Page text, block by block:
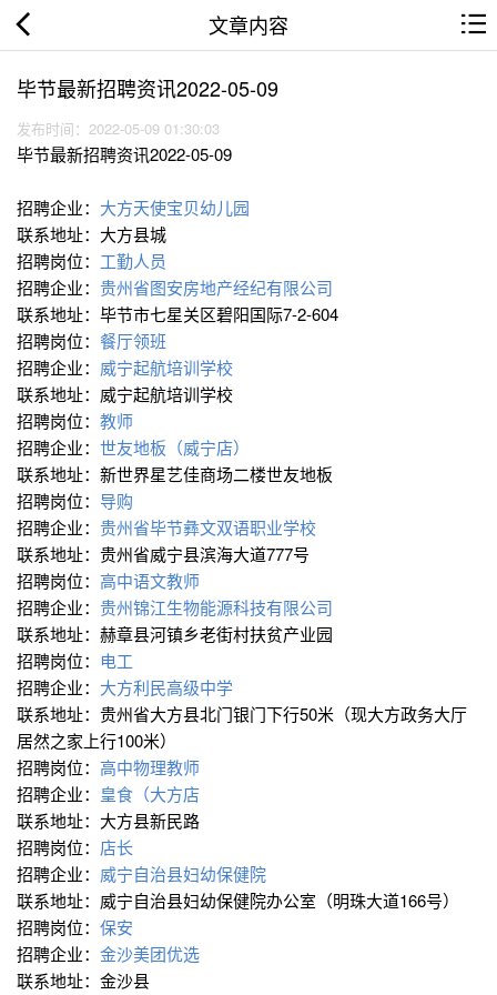
文章内容
毕节最新招聘资讯2022-05-09
发布时间：2022-05-09 01:30:03
毕节最新招聘资讯2022-05-09
招聘企业： 大方天使宝贝幼儿园
联系地址：大方县城
招聘岗位： 工勤人员
招聘企业： 贵州省图安房地产经纪有限公司
联系地址：毕节市七星关区碧阳国际7-2-604
招聘岗位： 餐厅领班
招聘企业： 威宁起航培训学校
联系地址：威宁起航培训学校
招聘岗位： 教师
招聘企业： 世友地板（威宁店）
联系地址：新世界星艺佳商场二楼世友地板
招聘岗位： 导购
招聘企业： 贵州省毕节彝文双语职业学校
联系地址：贵州省威宁县滨海大道777号
招聘岗位： 高中语文教师
招聘企业： 贵州锦江生物能源科技有限公司
联系地址：赫章县河镇乡老街村扶贫产业园
招聘岗位： 电工
招聘企业： 大方利民高级中学
联系地址：贵州省大方县北门银门下行50米（现大方政务大厅
居然之家上行100米）
招聘岗位： 高中物理教师
招聘企业： 皇食（大方店
联系地址：大方县新民路
招聘岗位： 店长
招聘企业： 威宁自治县妇幼保健院
联系地址：威宁自治县妇幼保健院办公室（明珠大道166号）
招聘岗位： 保安
招聘企业： 金沙美团优选
联系地址：金沙县